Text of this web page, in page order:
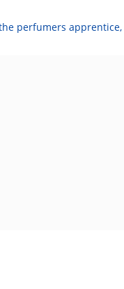
perfumers apprentice,